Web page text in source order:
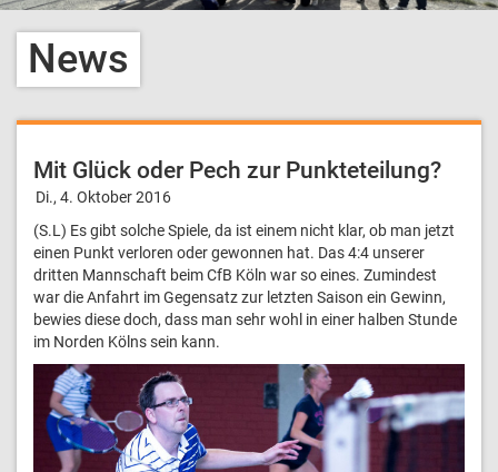
News
Mit Glück oder Pech zur Punkteteilung?
Di., 4. Oktober 2016
(S.L) Es gibt solche Spiele, da ist einem nicht klar, ob man jetzt
einen Punkt verloren oder gewonnen hat. Das 4:4 unserer
dritten Mannschaft beim CfB Köln war so eines. Zumindest
war die Anfahrt im Gegensatz zur letzten Saison ein Gewinn,
bewies diese doch, dass man sehr wohl in einer halben Stunde
im Norden Kölns sein kann.